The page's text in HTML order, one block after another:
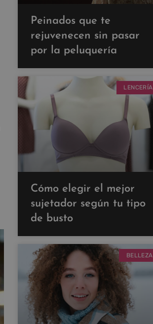
Peinados que te
rejuvenecen sin pasar
por la peluquería
LENCERÍA
Cómo elegir el mejor
sujetador según tu tipo
de busto
BELLEZA